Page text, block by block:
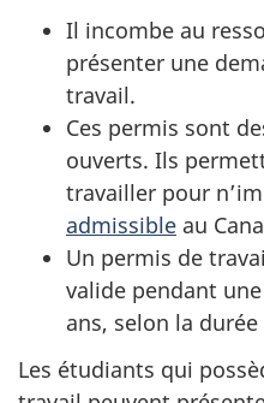
Il incombe au
présenter une
travail.
Ces permis sont
ouverts. Ils
travailler pour
admissible au
Un permis de
valide pendant
ans, selon la
Les étudiants qui